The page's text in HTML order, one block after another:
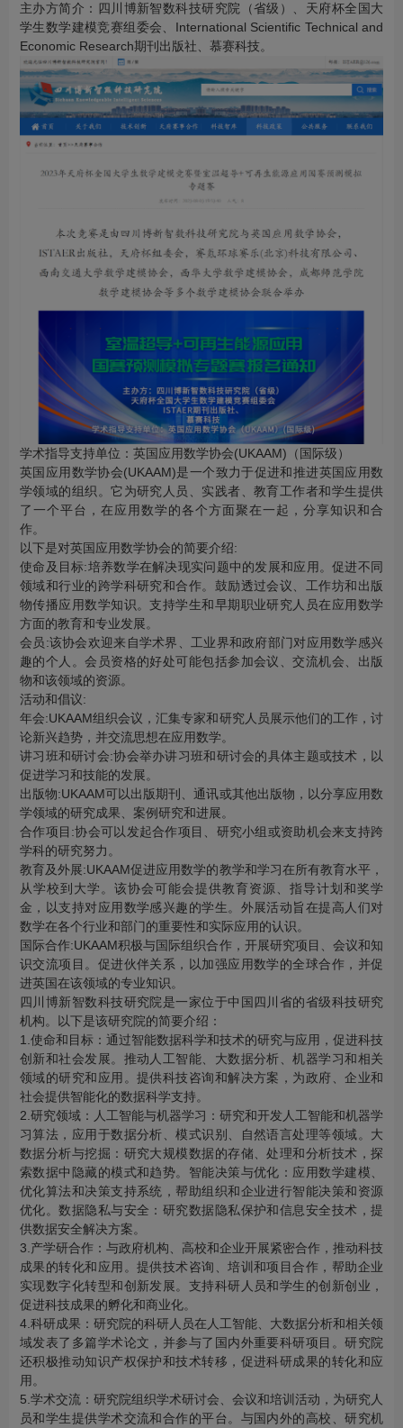
主办方简介：四川博新智数科技研究院（省级）、天府杯全国大
学生数学建模竞赛组委会、International Scientific Technical and
Economic Research期刊出版社、慕赛科技。
学术指导支持单位：英国应用数学协会(UKAAM)（国际级）
英国应用数学协会(UKAAM)是一个致力于促进和推进英国应用数
学领域的组织。它为研究人员、实践者、教育工作者和学生提供
了一个平台，在应用数学的各个方面聚在一起，分享知识和合
作。
以下是对英国应用数学协会的简要介绍:
使命及目标:培养数学在解决现实问题中的发展和应用。促进不同
领域和行业的跨学科研究和合作。鼓励透过会议、工作坊和出版
物传播应用数学知识。支持学生和早期职业研究人员在应用数学
方面的教育和专业发展。
会员:该协会欢迎来自学术界、工业界和政府部门对应用数学感兴
趣的个人。会员资格的好处可能包括参加会议、交流机会、出版
物和该领域的资源。
活动和倡议:
年会:UKAAM组织会议，汇集专家和研究人员展示他们的工作，讨
论新兴趋势，并交流思想在应用数学。
讲习班和研讨会:协会举办讲习班和研讨会的具体主题或技术，以
促进学习和技能的发展。
出版物:UKAAM可以出版期刊、通讯或其他出版物，以分享应用数
学领域的研究成果、案例研究和进展。
合作项目:协会可以发起合作项目、研究小组或资助机会来支持跨
学科的研究努力。
教育及外展:UKAAM促进应用数学的教学和学习在所有教育水平，
从学校到大学。该协会可能会提供教育资源、指导计划和奖学
金，以支持对应用数学感兴趣的学生。外展活动旨在提高人们对
数学在各个行业和部门的重要性和实际应用的认识。
国际合作:UKAAM积极与国际组织合作，开展研究项目、会议和知
识交流项目。促进伙伴关系，以加强应用数学的全球合作，并促
进英国在该领域的专业知识。
四川博新智数科技研究院是一家位于中国四川省的省级科技研究
机构。以下是该研究院的简要介绍：
1.使命和目标：通过智能数据科学和技术的研究与应用，促进科技
创新和社会发展。推动人工智能、大数据分析、机器学习和相关
领域的研究和应用。提供科技咨询和解决方案，为政府、企业和
社会提供智能化的数据科学支持。
2.研究领域：人工智能与机器学习：研究和开发人工智能和机器学
习算法，应用于数据分析、模式识别、自然语言处理等领域。大
数据分析与挖掘：研究大规模数据的存储、处理和分析技术，探
索数据中隐藏的模式和趋势。智能决策与优化：应用数学建模、
优化算法和决策支持系统，帮助组织和企业进行智能决策和资源
优化。数据隐私与安全：研究数据隐私保护和信息安全技术，提
供数据安全解决方案。
3.产学研合作：与政府机构、高校和企业开展紧密合作，推动科技
成果的转化和应用。提供技术咨询、培训和项目合作，帮助企业
实现数字化转型和创新发展。支持科研人员和学生的创新创业，
促进科技成果的孵化和商业化。
4.科研成果：研究院的科研人员在人工智能、大数据分析和相关领
域发表了多篇学术论文，并参与了国内外重要科研项目。研究院
还积极推动知识产权保护和技术转移，促进科研成果的转化和应
用。
5.学术交流：研究院组织学术研讨会、会议和培训活动，为研究人
员和学生提供学术交流和合作的平台。与国内外的高校、研究机